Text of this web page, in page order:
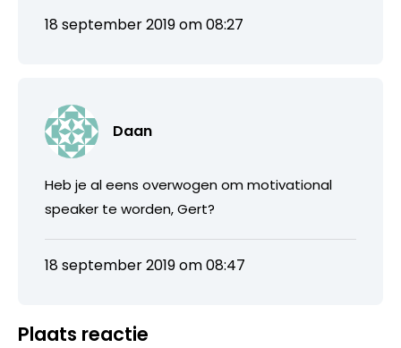
18 september 2019 om 08:27
Daan
Heb je al eens overwogen om motivational
speaker te worden, Gert?
18 september 2019 om 08:47
Plaats reactie